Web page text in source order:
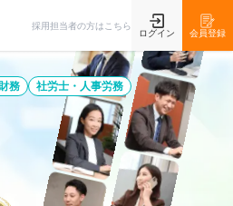
採用担当者の方はこちら
ログイン 会員登録
務 社労士・人事労務